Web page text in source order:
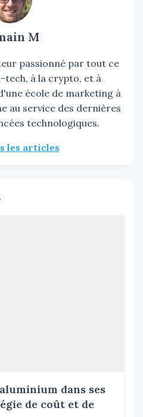
M
passionné par tout ce
tech, à la crypto, et à
école de marketing à
au service des dernières
technologiques.
les articles
dans ses
de coût et de